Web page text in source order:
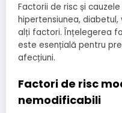
Factorii de risc și
hipertensiunea, diabetul,
alți factori. Înțelegerea
este esențială pentru
afecțiuni.
Factori de risc
nemodificabili